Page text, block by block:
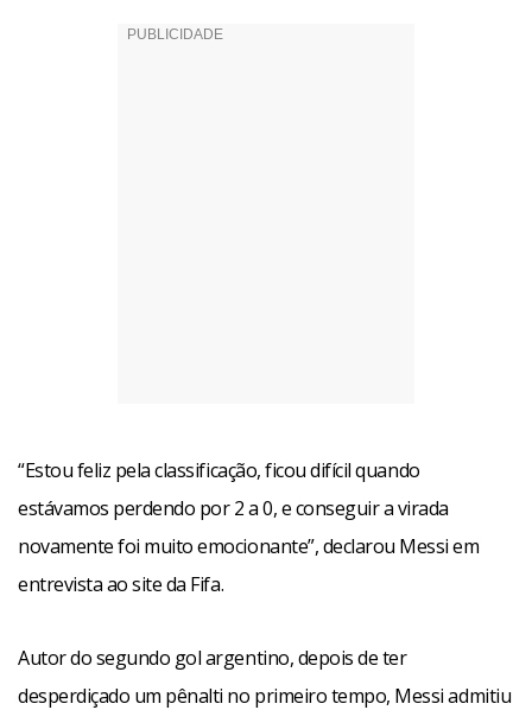
“Estou feliz pela classificação, ficou difícil quando
estávamos perdendo por 2 a 0, e conseguir a virada
novamente foi muito emocionante”, declarou Messi em
entrevista ao site da Fifa.
Autor do segundo gol argentino, depois de ter
desperdiçado um pênalti no primeiro tempo, Messi admitiu